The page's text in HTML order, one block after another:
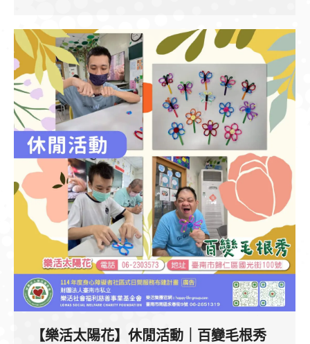
【樂活太陽花】休閒活動｜百變毛根秀